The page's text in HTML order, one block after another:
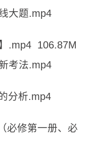
大题.mp4
.mp4 106.87M
考法.mp4
分析.mp4
必修第一册、必